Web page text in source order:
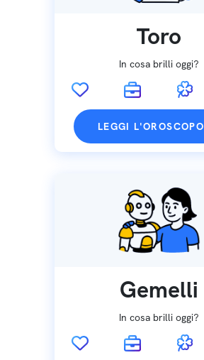
Toro
In cosa brilli oggi?
LEGGI L'OROSCOPO
Gemelli
In cosa brilli oggi?